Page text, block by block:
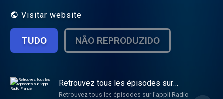
Visitar website
TUDO NÃO REPRODUZIDO
Retrouvez tous les épisodes sur
l’appli Radio France
Retrouvez tous les épisodes sur l’appli Radio